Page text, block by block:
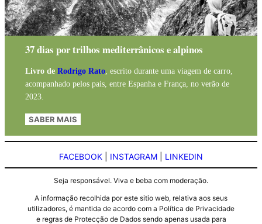
37 dias por trilhos mediterrânicos e alpinos
Livro de Rodrigo Rato, escrito durante uma viagem de carro,
acompanhado pelos pais, entre Espanha e França, no verão de
2023.
SABER MAIS
FACEBOOK INSTAGRAM LINKEDIN
Seja responsável. Viva e beba com moderação.
A informação recolhida por este sitio web, relativa aos seus
utilizadores, é mantida de acordo com a Política de Privacidade
e regras de Protecção de Dados sendo apenas usada para